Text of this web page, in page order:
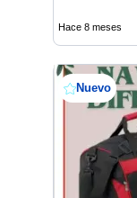
Hace 8 meses
Nuevo